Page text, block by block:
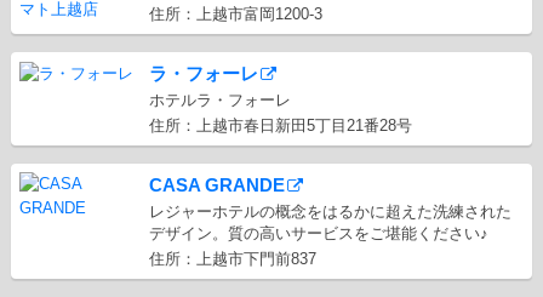
住所：上越市富岡1200-3
ラ・フォーレ
ホテルラ・フォーレ
住所：上越市春日新田5丁目21番28号
CASA GRANDE
レジャーホテルの概念をはるかに超えた洗練された
デザイン。質の高いサービスをご堪能ください♪
住所：上越市下門前837